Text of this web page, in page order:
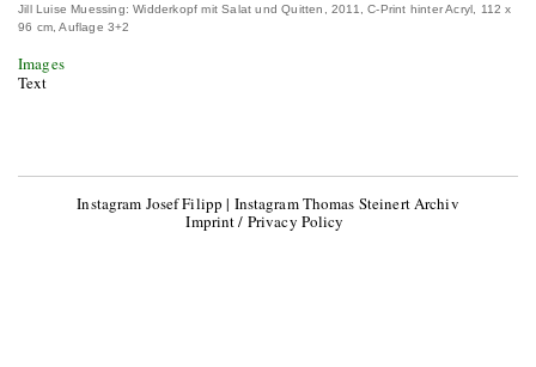
Jill Luise Muessing: Widderkopf mit Salat und Quitten, 2011, C-Print hinter Acryl, 112 x
96 cm, Auflage 3+2
Images
Text
Instagram Josef Filipp | Instagram Thomas Steinert Archiv
Imprint / Privacy Policy